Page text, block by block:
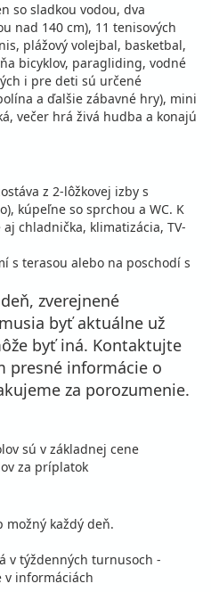
so sladkou vodou, dva
nad 140 cm), 11 tenisových
plážový volejbal, basketbal,
bicyklov, paragliding, vodné
i pre deti sú určené
a ďalšie zábavné hry), mini
večer hrá živá hudba a konajú
z 2-lôžkovej izby s
kúpeľne so sprchou a WC. K
chladnička, klimatizácia, TV-
s terasou alebo na poschodí s
zverejnené
byť aktuálne už
byť iná. Kontaktujte
presné informácie o
za porozumenie.
sú v základnej cene
za príplatok
možný každý deň.
v týždenných turnusoch -
v informáciách